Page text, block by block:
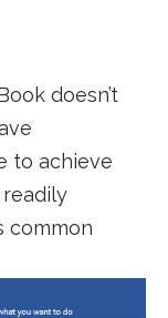
doesn’t
to achieve
common